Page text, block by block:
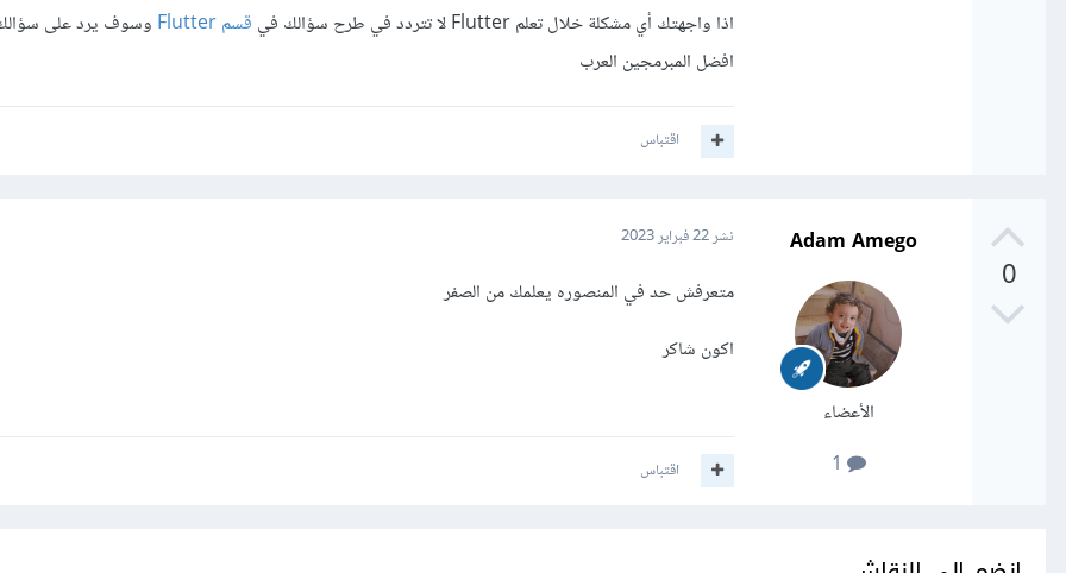
اذا واجهتك أي مشكلة خلال تعلم Flutter لا تتردد في طرح سؤالك في
قسم Flutter
وسوف يرد على
افضل المبرمجين العرب
اقتباس
0
Adam Amego
الأعضاء
نشر22 فبراير 2023
متعرفش حد في المنصوره يعلمك من الصفر
اكون شاكر
اقتباس